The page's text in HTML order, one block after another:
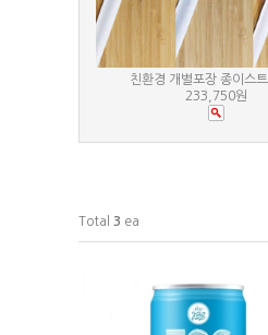
친환경 개별포장 종이스
233,750원
Total 3 ea